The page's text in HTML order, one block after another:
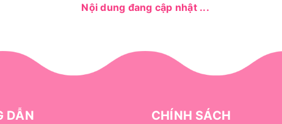
Nội dung đang cập nhật ...
DẪN CHÍNH SÁCH